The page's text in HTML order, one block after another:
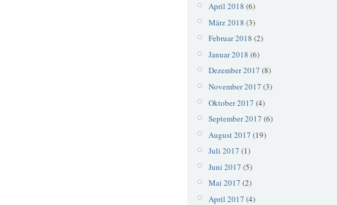
April 2018 (6)
März 2018 (3)
Februar 2018 (2)
Januar 2018 (6)
Dezember 2017 (8)
November 2017 (3)
Oktober 2017 (4)
September 2017 (6)
August 2017 (19)
Juli 2017 (1)
Juni 2017 (5)
Mai 2017 (2)
April 2017 (4)